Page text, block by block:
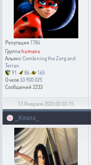
Репутация 1784
Группаhumans
АльянсCombining the Zerg and
Terran
91
86
165
Очков33 900 025
Сообщений 2233
13 Февраля 2023 00:03:15
🍥 _Kitana_